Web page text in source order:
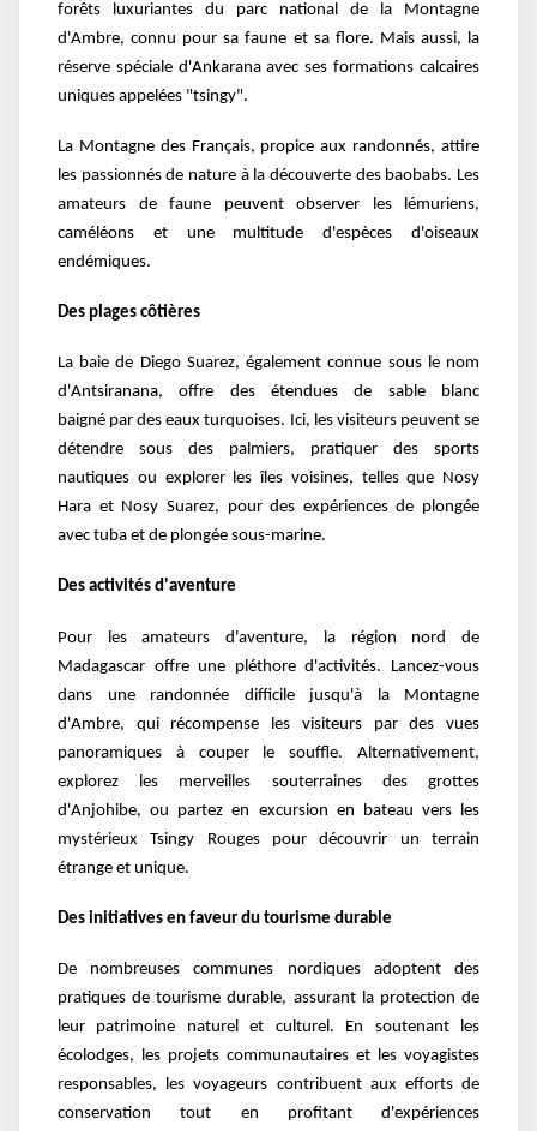
forêts luxuriantes du parc national de la Montagne
d'Ambre, connu pour sa faune et sa flore. Mais aussi, la
réserve spéciale d'Ankarana avec ses formations calcaires
uniques appelées "tsingy".
La Montagne des Français, propice aux randonnés, attire
les passionnés de nature à la découverte des baobabs. Les
amateurs de faune peuvent observer les lémuriens,
caméléons et une multitude d'espèces d'oiseaux
endémiques.
Des plages côtières
La baie de Diego Suarez, également connue sous le nom
d'Antsiranana, offre des étendues de sable blanc
baigné par des eaux turquoises. Ici, les visiteurs peuvent se
détendre sous des palmiers, pratiquer des sports
nautiques ou explorer les îles voisines, telles que Nosy
Hara et Nosy Suarez, pour des expériences de plongée
avec tuba et de plongée sous-marine.
Des activités d'aventure
Pour les amateurs d'aventure, la région nord de
Madagascar offre une pléthore d'activités. Lancez-vous
dans une randonnée difficile jusqu'à la Montagne
d'Ambre, qui récompense les visiteurs par des vues
panoramiques à couper le souffle. Alternativement,
explorez les merveilles souterraines des grottes
d'Anjohibe, ou partez en excursion en bateau vers les
mystérieux Tsingy Rouges pour découvrir un terrain
étrange et unique.
Des initiatives en faveur du tourisme durable
De nombreuses communes nordiques adoptent des
pratiques de tourisme durable, assurant la protection de
leur patrimoine naturel et culturel. En soutenant les
écolodges, les projets communautaires et les voyagistes
responsables, les voyageurs contribuent aux efforts de
conservation tout en profitant d'expériences